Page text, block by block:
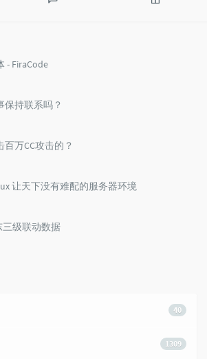
- FiraCode
保持联系吗？
万CC攻击的？
让天下没有难配的服务器环境
三级联动数据
40
1309